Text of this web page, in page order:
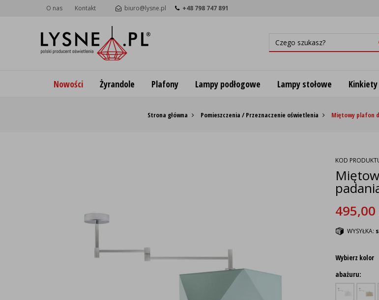
O nas Kontakt biuro@lysne.pl +48 798 747 891
Nowości Żyrandole Plafony Lampy podłogowe Lampy stołowe Kinkiety
Strona główna Pomieszczenia / Przeznaczenie oświetlenia Miętowy plafon
KOD
495,00
WYSYŁKA:
Wybierz kolor
abażuru: